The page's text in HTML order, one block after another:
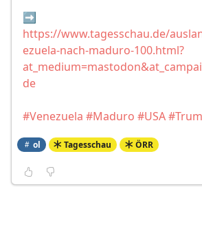
➡️
https://www.tagesschau.de/
ezuela-nach-maduro-100.html?
de
#Venezuela #Maduro #USA
ol Tagesschau ÖRR